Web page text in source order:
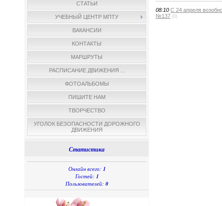
СТАТЬИ
УЧЕБНЫЙ ЦЕНТР МПТУ
ВАКАНСИИ
КОНТАКТЫ
МАРШРУТЫ
РАСПИСАНИЕ ДВИЖЕНИЯ ...
ФОТОАЛЬБОМЫ
ПИШИТЕ НАМ
ТВОРЧЕСТВО
УГОЛОК БЕЗОПАСНОСТИ ДОРОЖНОГО
ДВИЖЕНИЯ
Статистика
Онлайн всего: 1
Гостей: 1
Пользователей: 0
08:10 С 24 апреля
№137 (0)